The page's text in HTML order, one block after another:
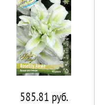
585.81 руб.